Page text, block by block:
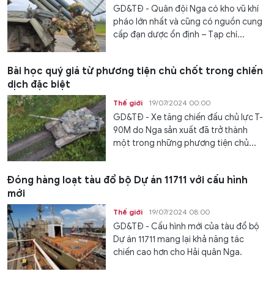
GD&TĐ - Quân đội Nga có kho vũ khí
pháo lớn nhất và cũng có nguồn cung
cấp đạn dược ổn định – Tạp chí...
Bài học quý giá từ phương tiện chủ chốt trong chiến
dịch đặc biệt
Thế giới 19/07/2024 00:00
GD&TĐ - Xe tăng chiến đấu chủ lực T-
90M do Nga sản xuất đã trở thành
một trong những phương tiện chủ...
Đóng hàng loạt tàu đổ bộ Dự án 11711 với cấu hình
mới
Thế giới 19/07/2024 08:00
GD&TĐ - Cấu hình mới của tàu đổ bộ
Dự án 11711 mang lại khả năng tác
chiến cao hơn cho Hải quân Nga.